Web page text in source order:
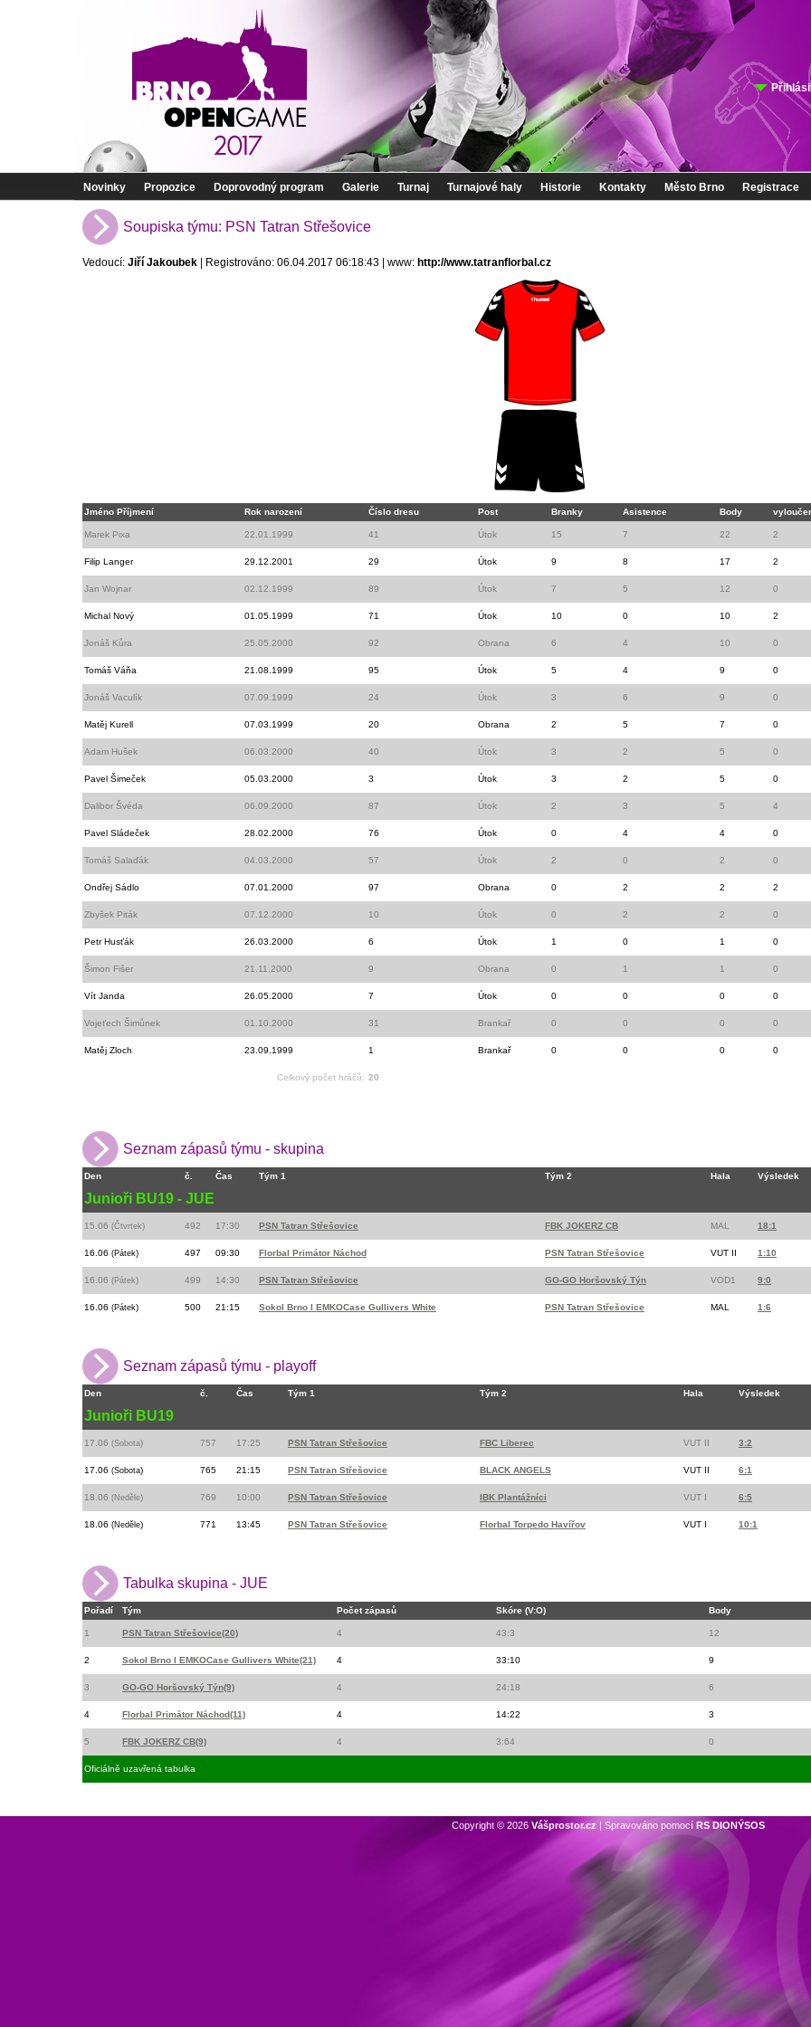
Novinky Propozice Doprovodný program Galerie Turnaj Turnajové haly Historie Kontakty Město Brno Registrace
Soupiska týmu: PSN Tatran Střešovice
Vedoucí: Jiří Jakoubek| Registrováno: 06.04.2017 06:18:43 | www: http://www.tatranflorbal.cz
Jméno Příjmení Rok narození Číslo dresu Post Branky Asistence Body
Marek Pixa 22.01.1999 41 Útok 15 7 22 2
Filip Langer 29.12.2001 29 Útok 9 8 17 2
Jan Wojnar 02.12.1999 89 Útok 7 5 12 0
Michal Nový 01.05.1999 71 Útok 10 0 10 2
Jonáš Kůra 25.05.2000 92 Obrana 6 4 10 0
Tomáš Váňa 21.08.1999 95 Útok 5 4 9 0
Jonáš Vaculík 07.09.1999 24 Útok 3 6 9 0
Matěj Kurell 07.03.1999 20 Obrana 2 5 7 0
Adam Hušek 06.03.2000 40 Útok 3 2 5 0
Pavel Šimeček 05.03.2000 3 Útok 3 2 5 0
Dalibor Švéda 06.09.2000 87 Útok 2 3 5 4
Pavel Sládeček 28.02.2000 76 Útok 0 4 4 0
Tomáš Salaďák 04.03.2000 57 Útok 2 0 2 0
Ondřej Sádlo 07.01.2000 97 Obrana 0 2 2 2
Zbyšek Piták 07.12.2000 10 Útok 0 2 2 0
Petr Husťák 26.03.2000 6 Útok 1 0 1 0
Šimon Fišer 21.11.2000 9 Obrana 0 1 1 0
Vít Janda 26.05.2000 7 Útok 0 0 0 0
Vojeťech Šimůnek 01.10.2000 31 Brankař 0 0 0 0
Matěj Zloch 23.09.1999 1 Brankař 0 0 0 0
Celkový počet hráčů: 20
Seznam zápasů týmu - skupina
Den č. Čas Tým 1 Tým 2 Hala Výsledek
Junioři BU19 - JUE
15.06 (Čtvrtek) 492 17:30 PSN Tatran Střešovice FBK JOKERZ CB MAL 18:1
16.06 (Pátek) 497 09:30 Florbal Primátor Náchod PSN Tatran Střešovice VUT II 1:10
16.06 (Pátek) 499 14:30 PSN Tatran Střešovice GO-GO Horšovský Týn VOD1 9:0
16.06 (Pátek) 500 21:15 Sokol Brno I EMKOCase Gullivers White PSN Tatran Střešovice MAL 1:6
Seznam zápasů týmu - playoff
Den č. Čas Tým 1 Tým 2 Hala Výsledek
Junioři BU19
17.06 (Sobota) 757 17:25 PSN Tatran Střešovice FBC Liberec VUT II 3:2
17.06 (Sobota) 765 21:15 PSN Tatran Střešovice BLACK ANGELS VUT II 6:1
18.06 (Neděle) 769 10:00 PSN Tatran Střešovice IBK Plantážníci VUT I 6:5
18.06 (Neděle) 771 13:45 PSN Tatran Střešovice Florbal Torpedo Havířov VUT I 10:1
Tabulka skupina - JUE
Pořadí Tým Počet zápasů Skóre (V:O) Body
1 PSN Tatran Střešovice(20) 4 43:3 12
2 Sokol Brno I EMKOCase Gullivers White(21) 4 33:10 9
3 GO-GO Horšovský Týn(9) 4 24:18 6
4 Florbal Primátor Náchod(11) 4 14:22 3
5 FBK JOKERZ CB(9) 4 3:64 0
Oficiálně uzavřená tabulka
Copyright © 2026 Vášprostor.cz | Spravováno pomocí RS DIONÝSOS